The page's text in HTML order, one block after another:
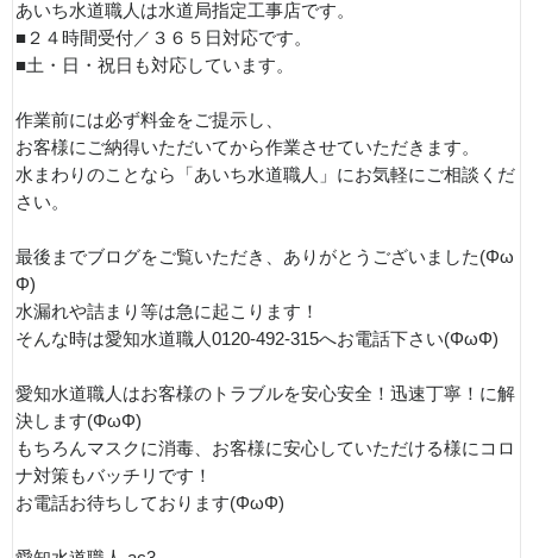
あいち水道職人は水道局指定工事店です。
■２４時間受付／３６５日対応です。
■土・日・祝日も対応しています。
作業前には必ず料金をご提示し、
お客様にご納得いただいてから作業させていただきます。
水まわりのことなら「あいち水道職人」にお気軽にご相談くだ
さい。
最後までブログをご覧いただき、ありがとうございました(Φω
Φ)
水漏れや詰まり等は急に起こります！
そんな時は愛知水道職人0120-492-315へお電話下さい(ΦωΦ)
愛知水道職人はお客様のトラブルを安心安全！迅速丁寧！に解
決します(ΦωΦ)
もちろんマスクに消毒、お客様に安心していただける様にコロ
ナ対策もバッチリです！
お電話お待ちしております(ΦωΦ)